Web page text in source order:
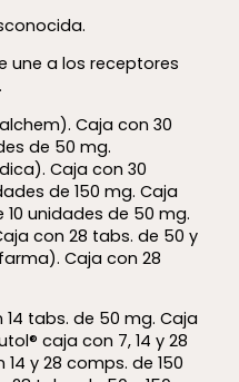
une a los receptores
Caja con 30
de 50 mg.
Caja con 30
de 150 mg. Caja
unidades de 50 mg.
con 28 tabs. de 50 y
Caja con 28
tabs. de 50 mg. Caja
caja con 7, 14 y 28
y 28 comps. de 150